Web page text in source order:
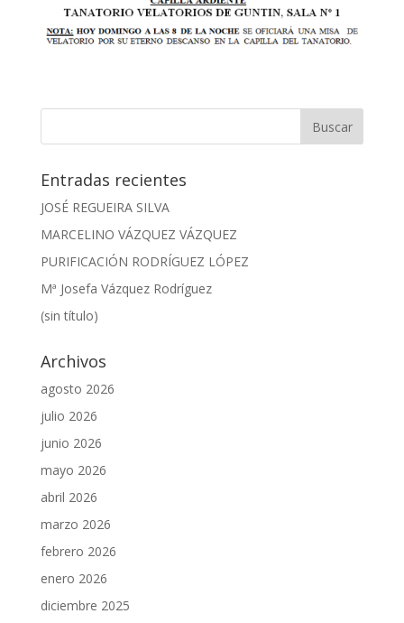
Entradas recientes
JOSÉ REGUEIRA SILVA
MARCELINO VÁZQUEZ VÁZQUEZ
PURIFICACIÓN RODRÍGUEZ LÓPEZ
Mª Josefa Vázquez Rodríguez
(sin título)
Archivos
agosto 2026
julio 2026
junio 2026
mayo 2026
abril 2026
marzo 2026
febrero 2026
enero 2026
diciembre 2025